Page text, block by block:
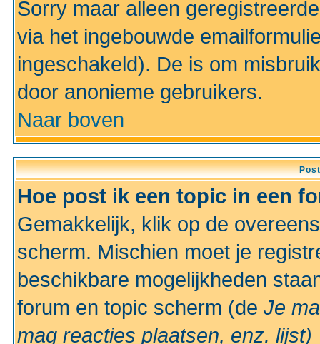
Sorry maar alleen
via het ingebouwde
ingeschakeld). De is om
door anonieme gebruikers.
Naar boven
Hoe post ik een topic in een
Gemakkelijk, klik op de
scherm. Mischien moet je
beschikbare mogelijkheden
forum en topic scherm (de Je
mag reacties plaatsen, enz. lijst)